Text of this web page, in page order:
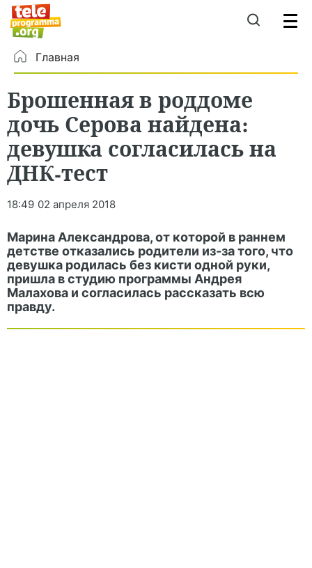
Главная
Брошенная в роддоме
дочь Серова найдена:
девушка согласилась на
ДНК-тест
18:49 02 апреля 2018
Марина Александрова, от которой в раннем
детстве отказались родители из-за того, что
девушка родилась без кисти одной руки,
пришла в студию программы Андрея
Малахова и согласилась рассказать всю
правду.